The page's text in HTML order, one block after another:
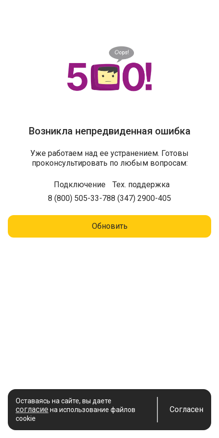
Возникла непредвиденная ошибка
Уже работаем над ее устранением. Готовы
проконсультировать по любым вопросам:
Подключение
8 (800) 505-33-78
Тех. поддержка
8 (347) 2900-405
Обновить
Оставаясь на сайте, вы даете
согласие на использование файлов
cookie
Согласен